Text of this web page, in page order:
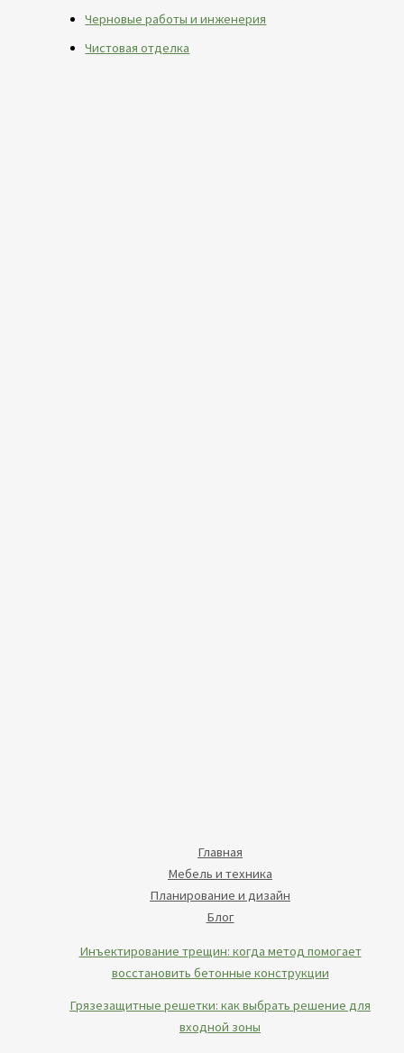
Черновые работы и инженерия
Чистовая отделка
Главная
Мебель и техника
Планирование и дизайн
Блог
Инъектирование трещин: когда метод помогает
восстановить бетонные конструкции
Грязезащитные решетки: как выбрать решение для
входной зоны